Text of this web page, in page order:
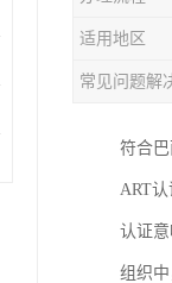
适用地区
常见问题解
符合
ART
认证
组织